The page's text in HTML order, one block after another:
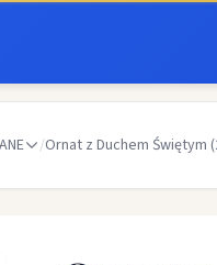
/Ornat z Duchem Świętym